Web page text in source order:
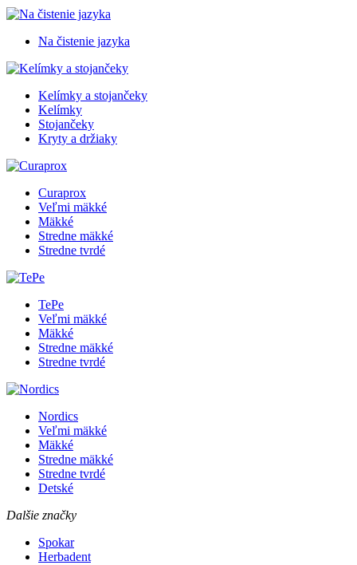
Na čistenie jazyka
Kelímky a stojančeky
Kelímky
Stojančeky
Kryty a držiaky
Curaprox
Veľmi mäkké
Mäkké
Stredne mäkké
Stredne tvrdé
TePe
Veľmi mäkké
Mäkké
Stredne mäkké
Stredne tvrdé
Nordics
Veľmi mäkké
Mäkké
Stredne mäkké
Stredne tvrdé
Detské
Dalšie značky
Spokar
Herbadent